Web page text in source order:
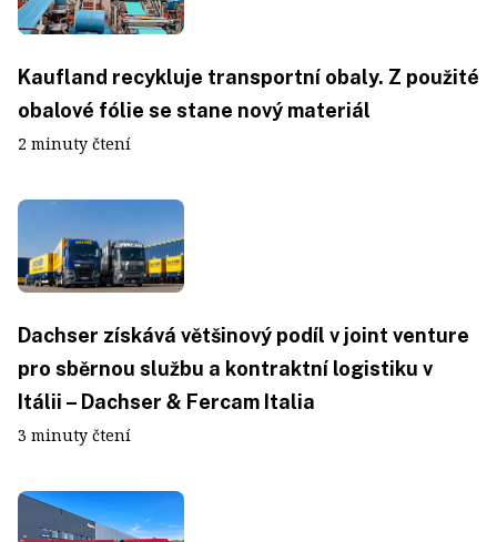
Kaufland recykluje transportní obaly. Z použité
obalové fólie se stane nový materiál
2 minuty čtení
Dachser získává většinový podíl v joint venture
pro sběrnou službu a kontraktní logistiku v
Itálii – Dachser & Fercam Italia
3 minuty čtení